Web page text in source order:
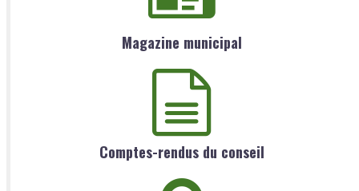
Magazine municipal
Comptes-rendus du conseil